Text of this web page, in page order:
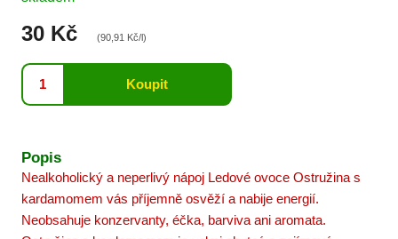
30 Kč (90,91 Kč/l)
Popis
Nealkoholický a neperlivý nápoj Ledové ovoce Ostružina s
kardamomem vás příjemně osvěží a nabije energií.
Neobsahuje konzervanty, éčka, barviva ani aromata.